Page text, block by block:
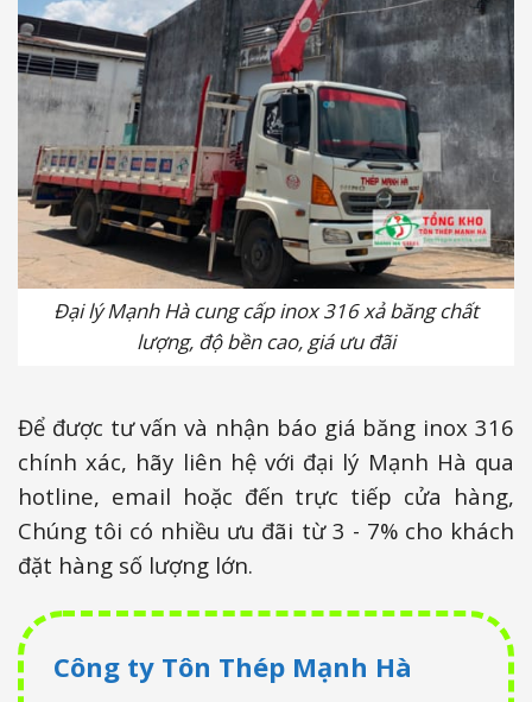
Đại lý Mạnh Hà cung cấp inox 316 xả băng chất
lượng, độ bền cao, giá ưu đãi
Để được tư vấn và nhận báo giá băng inox 316
chính xác, hãy liên hệ với đại lý Mạnh Hà qua
hotline, email hoặc đến trực tiếp cửa hàng,
Chúng tôi có nhiều ưu đãi từ 3 - 7% cho khách
đặt hàng số lượng lớn.
Công ty Tôn Thép Mạnh Hà